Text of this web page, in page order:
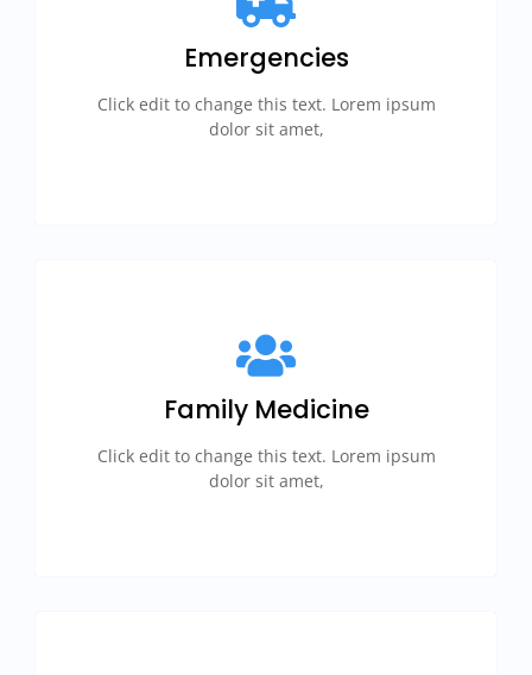
Emergencies
Click edit to change this text. Lorem ipsum
dolor sit amet,
Family Medicine
Click edit to change this text. Lorem ipsum
dolor sit amet,